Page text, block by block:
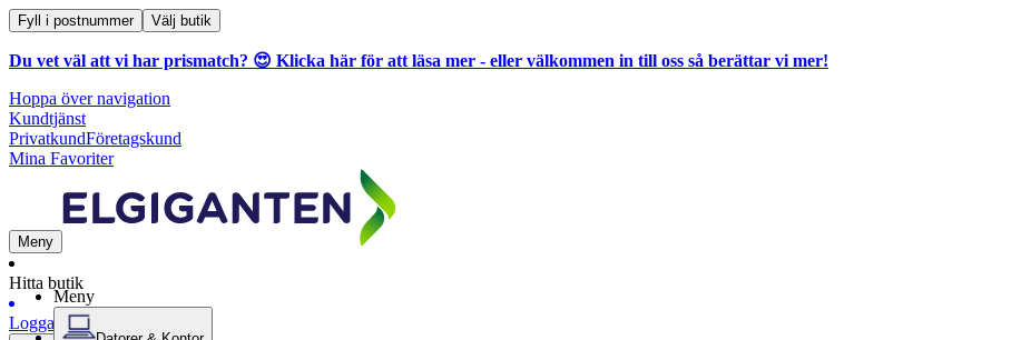
Fyll i postnummer Välj butik
Du vet väl att vi har prismatch? 😍 Klicka här för att läsa mer - eller välkommen in till oss så berättar vi mer!
Hoppa över navigation
Kundtjänst
PrivatkundFöretagskund
Mina Favoriter
Meny
Hitta butik
Logga in
Meny